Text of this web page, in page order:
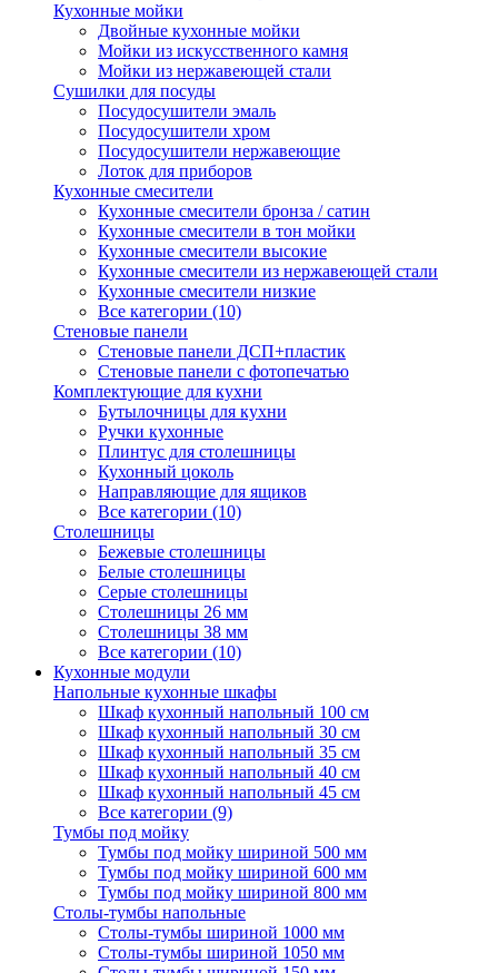
Кухонные мойки
Двойные кухонные мойки
Мойки из искусственного камня
Мойки из нержавеющей стали
Сушилки для посуды
Посудосушители эмаль
Посудосушители хром
Посудосушители нержавеющие
Лоток для приборов
Кухонные смесители
Кухонные смесители бронза / сатин
Кухонные смесители в тон мойки
Кухонные смесители высокие
Кухонные смесители из нержавеющей стали
Кухонные смесители низкие
Все категории (10)
Стеновые панели
Стеновые панели ДСП+пластик
Стеновые панели с фотопечатью
Комплектующие для кухни
Бутылочницы для кухни
Ручки кухонные
Плинтус для столешницы
Кухонный цоколь
Направляющие для ящиков
Все категории (10)
Столешницы
Бежевые столешницы
Белые столешницы
Серые столешницы
Столешницы 26 мм
Столешницы 38 мм
Все категории (10)
Кухонные модули
Напольные кухонные шкафы
Шкаф кухонный напольный 100 см
Шкаф кухонный напольный 30 см
Шкаф кухонный напольный 35 см
Шкаф кухонный напольный 40 см
Шкаф кухонный напольный 45 см
Все категории (9)
Тумбы под мойку
Тумбы под мойку шириной 500 мм
Тумбы под мойку шириной 600 мм
Тумбы под мойку шириной 800 мм
Столы-тумбы напольные
Столы-тумбы шириной 1000 мм
Столы-тумбы шириной 1050 мм